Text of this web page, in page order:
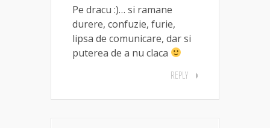
Pe dracu :)… si ramane
durere, confuzie, furie,
lipsa de comunicare, dar si
puterea de a nu claca
REPLY